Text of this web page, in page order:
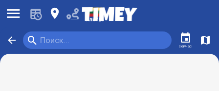
󰍜 󰍎 Алитус
󰁍 Поиск...
󰍉 󰃭
сейчас
󰍍